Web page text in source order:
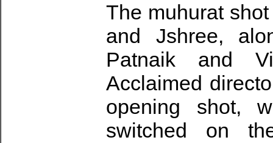
The muhurat
and Jshree,
Patnaik and
Acclaimed
opening shot,
switched on